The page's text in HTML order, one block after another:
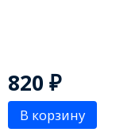
820 ₽
В корзину